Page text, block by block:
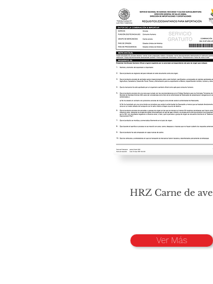
HRZ Carne de ave
Ver Más